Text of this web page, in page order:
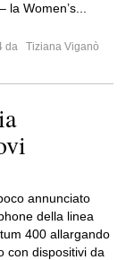
Women’s...
da
Tiziana Viganò
annunciato
della linea
400 allargando
con dispositivi da